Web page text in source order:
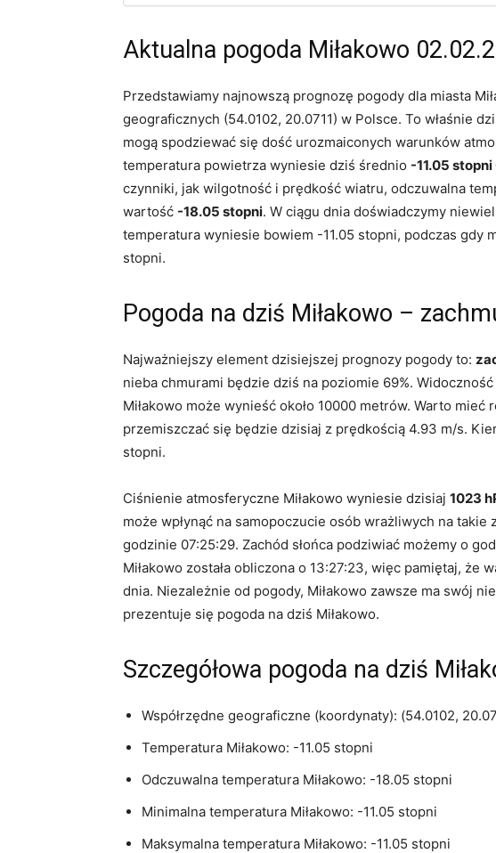
Aktualna pogoda Miłakowo
Przedstawiamy najnowszą prognozę pogody dla miasta
geograficznych (54.0102, 20.0711) w Polsce. To właśnie
mogą spodziewać się dość urozmaiconych warunków
temperatura powietrza wyniesie dziś średnio -11.05
czynniki, jak wilgotność i prędkość wiatru, odczuwalna
wartość -18.05 stopni. W ciągu dnia doświadczymy
temperatura wyniesie bowiem -11.05 stopni, podczas gdy
stopni.
Pogoda na dziś Miłakowo –
Najważniejszy element dzisiejszej prognozy pogody to:
nieba chmurami będzie dziś na poziomie 69%.
Miłakowo może wynieść około 10000 metrów. Warto
przemiszczać się będzie dzisiaj z prędkością 4.93 m/s.
stopni.
Ciśnienie atmosferyczne Miłakowo wyniesie dzisiaj 1023
może wpłynąć na samopoczucie osób wrażliwych na takie
godzinie 07:25:29. Zachód słońca podziwiać możemy o
Miłakowo została obliczona o 13:27:23, więc pamiętaj, że
dnia. Niezależnie od pogody, Miłakowo zawsze ma swój
prezentuje się pogoda na dziś Miłakowo.
Szczegółowa pogoda na dziś
Współrzędne geograficzne (koordynaty): (54.0102,
Temperatura Miłakowo: -11.05 stopni
Odczuwalna temperatura Miłakowo: -18.05 stopni
Minimalna temperatura Miłakowo: -11.05 stopni
Maksymalna temperatura Miłakowo: -11.05 stopni